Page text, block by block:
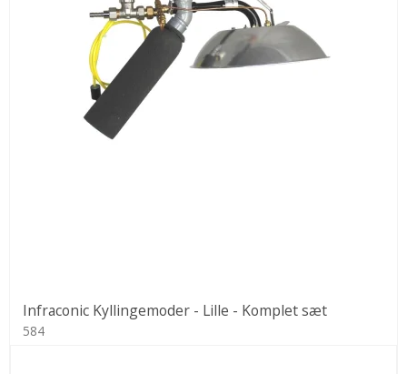
Infraconic Kyllingemoder - Lille - Komplet sæt
584